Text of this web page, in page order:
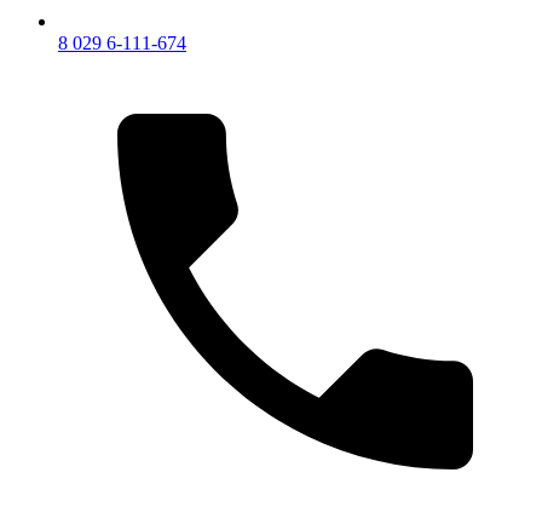
8 029 6-111-674